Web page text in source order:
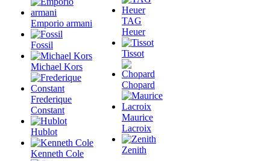
Emporio armani
Fossil
Michael Kors
Frederique
Constant
Hublot
Kenneth Cole
TAG
Heuer
Tissot
Chopard
Maurice
Lacroix
Zenith